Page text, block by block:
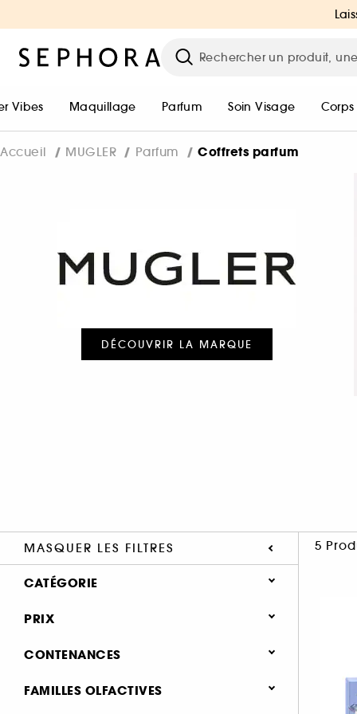
Vibes Maquillage Parfum Soin Visage Corps
Accueil MUGLER Parfum Coffrets parfum
DÉCOUVRIR LA MARQUE
MASQUER LES FILTRES 5
CATÉGORIE
Parfum
Coffrets parfum femme (5)
PRIX
CONTENANCES
101 - 200 ml (3)
FAMILLES OLFACTIVES